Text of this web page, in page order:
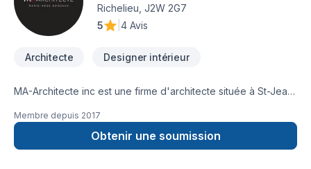
Richelieu, J2W 2G7
5
4 Avis
Architecte Designer intérieur
MA-Architecte inc est une firme d'architecte située à St-Jean
Membre depuis 2017
Obtenir une soumission